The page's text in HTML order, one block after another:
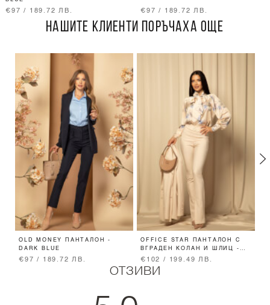
€97 / 189.72 ЛВ. €97 / 189.72 ЛВ.
НАШИТЕ КЛИЕНТИ ПОРЪЧАХА ОЩЕ
OLD MONEY ПАНТАЛОН -
DARK BLUE
€97 / 189.72 ЛВ.
OFFICE STAR ПАНТАЛОН С
ВГРАДЕН КОЛАН И ШЛИЦ -
SOFT BEIGE
€102 / 199.49 ЛВ.
ОТЗИВИ